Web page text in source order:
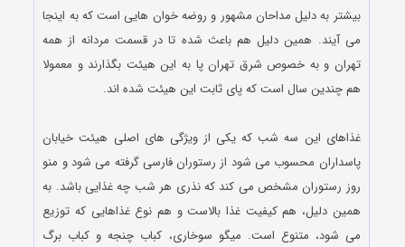
بیشتر به دلیل مداحان مشهور و روضه خوان هایی است که به اینجا
می آیند. همین دلیل هم باعث شده تا در قسمت مردانه از همه
تهران و به خصوص شرق تهران پا به این هیئت بگذارند و معمولا
هم چندین سال است که پای ثابت این هیئت شده اند.
غذاهای این سه شب که یکی از ویژگی های اصلی هیئت خیابان
پاسداران محسوب می شود از رستوران فارسی گرفته می شود و منو
روز رستوران مشخص می کند که نذری هر شب چه غذایی باشد. به
همین دلیل، هم کیفیت غذا بالاست و هم نوع غذاهایی که توزیع
می شود، متنوع است. میگو سوخاری، کباب چنجه و کباب برگ